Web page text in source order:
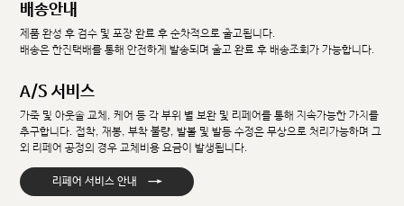
배송안내
제품 완성 후 검수 및 포장 완료 후 순차적으로 출고됩니다.
배송은 한진택배를 통해 안전하게 발송되며 출고 완료 후 배송조회가 가능합니다.
A/S 서비스
가죽 및 아웃솔 교체, 케어 등 각 부위 별 보완 및 리페어를 통해 지속가능한 가치를
추구합니다. 접착, 재봉, 부착 불량, 발볼 및 발등 수정은 무상으로 처리가능하며 그
외 리페어 공정의 경우 교체비용 요금이 발생됩니다.
리페어 서비스 안내 →